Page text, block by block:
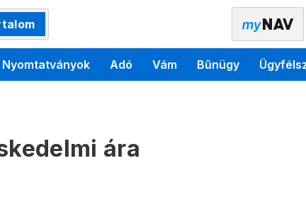
Nyomtatványok Adó Vám Bűnügy
ára